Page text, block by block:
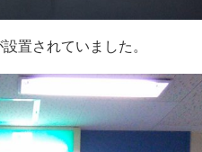
置されていました。